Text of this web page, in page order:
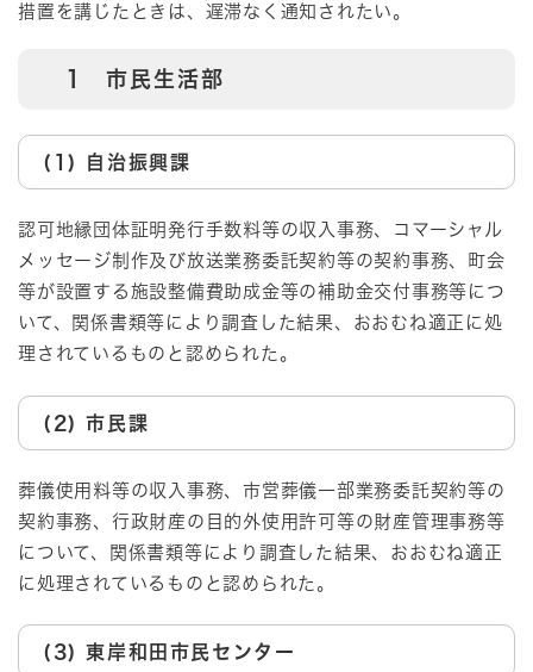
措置を講じたときは、遅滞なく通知されたい。
1 市民生活部
(1) 自治振興課
認可地縁団体証明発行手数料等の収入事務、コマーシャル
メッセージ制作及び放送業務委託契約等の契約事務、町会
等が設置する施設整備費助成金等の補助金交付事務等につ
いて、関係書類等により調査した結果、おおむね適正に処
理されているものと認められた。
(2) 市民課
葬儀使用料等の収入事務、市営葬儀一部業務委託契約等の
契約事務、行政財産の目的外使用許可等の財産管理事務等
について、関係書類等により調査した結果、おおむね適正
に処理されているものと認められた。
(3) 東岸和田市民センター